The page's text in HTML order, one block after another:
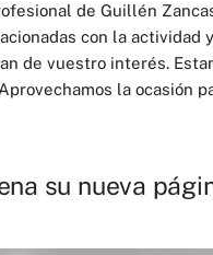
de Guillén
con la actividad
de vuestro interés.
la ocasión
su nueva